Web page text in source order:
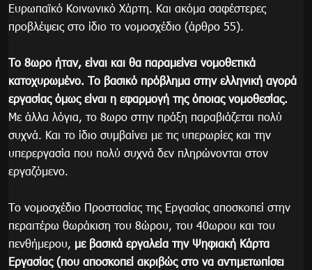
Ευρωπαϊκό Κοινωνικό Χάρτη. Και ακόμα σαφέστερες
προβλέψεις στο ίδιο το νομοσχέδιο (άρθρο 55).
Το 8ωρο ήταν, είναι και θα παραμείνει νομοθετικά
κατοχυρωμένο. Το βασικό πρόβλημα στην ελληνική αγορά
εργασίας όμως είναι η εφαρμογή της όποιας νομοθεσίας.
Με άλλα λόγια, το 8ωρο στην πράξη παραβιάζεται πολύ
συχνά. Και το ίδιο συμβαίνει με τις υπερωρίες και την
υπερεργασία που πολύ συχνά δεν πληρώνονται στον
εργαζόμενο.
Το νομοσχέδιο Προστασίας της Εργασίας αποσκοπεί στην
περαιτέρω θωράκιση του 8ώρου, του 40ωρου και του
πενθήμερου, με βασικά εργαλεία την Ψηφιακή Κάρτα
Εργασίας (που αποσκοπεί ακριβώς στο να αντιμετωπίσει